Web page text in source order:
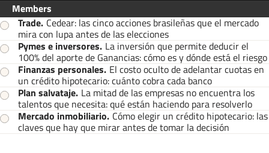
Members
Trade. Cedear: las cinco acciones brasileñas que el mercado
mira con lupa antes de las elecciones
Pymes e inversores. La inversión que permite deducir el
100% del aporte de Ganancias: cómo es y dónde está el riesgo
Finanzas personales. El costo oculto de adelantar cuotas en
un crédito hipotecario: cuánto cobra cada banco
Plan salvataje. La mitad de las empresas no encuentra los
talentos que necesita: qué están haciendo para resolverlo
Mercado inmobiliario. Cómo elegir un crédito hipotecario: las
claves que hay que mirar antes de tomar la decisión